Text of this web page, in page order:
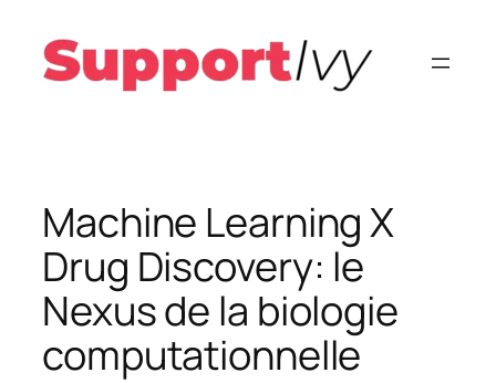
contenu
Machine Learning X
Drug Discovery: le
Nexus de la biologie
computationnelle